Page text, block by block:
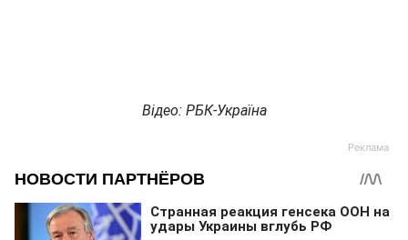
Відео: РБК-Україна